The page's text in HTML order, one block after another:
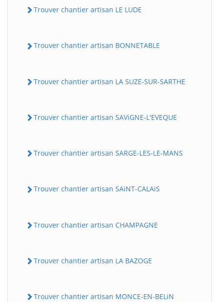
Trouver chantier artisan LE LUDE
Trouver chantier artisan BONNETABLE
Trouver chantier artisan LA SUZE-SUR-SARTHE
Trouver chantier artisan SAViGNE-L'EVEQUE
Trouver chantier artisan SARGE-LES-LE-MANS
Trouver chantier artisan SAiNT-CALAiS
Trouver chantier artisan CHAMPAGNE
Trouver chantier artisan LA BAZOGE
Trouver chantier artisan MONCE-EN-BELiN